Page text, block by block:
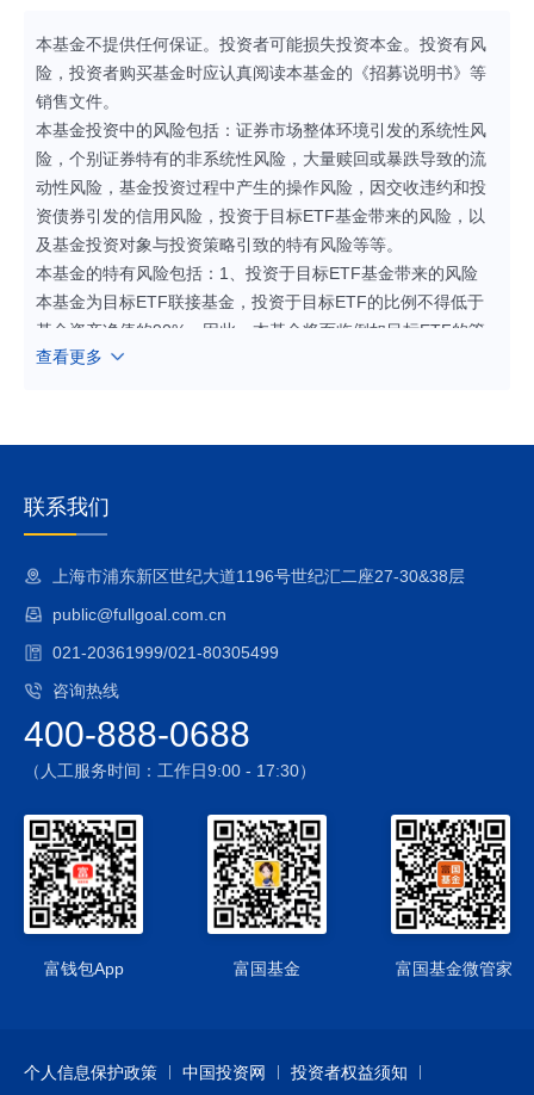
本基金不提供任何保证。投资者可能损失投资本金。投资有风
险，投资者购买基金时应认真阅读本基金的《招募说明书》等
销售文件。
本基金投资中的风险包括：证券市场整体环境引发的系统性风
险，个别证券特有的非系统性风险，大量赎回或暴跌导致的流
动性风险，基金投资过程中产生的操作风险，因交收违约和投
资债券引发的信用风险，投资于目标ETF基金带来的风险，以
及基金投资对象与投资策略引致的特有风险等等。
本基金的特有风险包括：1、投资于目标ETF基金带来的风险
本基金为目标ETF联接基金，投资于目标ETF的比例不得低于
基金资产净值的90%，因此，本基金将面临例如目标ETF的管
理风险与操作风险、目标ETF特有风险、目标ETF的技术风险
（1）标的指数的风险，包括标的指数波动的风险、标的指数回
险、标的指数编制方案带来的风险、标的指数变更的风险。
（2）跟踪误差控制未达约定目标的风险
间的日均跟踪偏离度的绝对值不超过0.35%，年跟踪误差不超
过4%。如因标的指数编制规则调整或其他因素导致跟踪偏离度
和跟踪误差超过正常范围的，基金管理人将采取合理措施避免
（3）成份股停牌的风险；
（4）指数编制机构停止服务的风险
本基金标的指数的编制机构为中证指数有限公司，标的指数由
各种原因停止对指数的管理和维护。
3、股指期货、国债期货的投资风险
虽然本基金对股指期货、国债期货的投资仅限于现金管理和套
期保值等用途，在极端情况下，期货市场波动仍可能对基金资
产造成不良影响。
4、股票期权的投资风险
5、资产支持证券的投资风险
查看更多
联系我们
上海市浦东新区世纪大道1196号世纪汇二座27-30&38层
public@fullgoal.com.cn
021-20361999/021-80305499
咨询热线
400-888-0688
（人工服务时间：工作日9:00 - 17:30）
富钱包App 富国基金 富国基金微管家
个人信息保护政策 中国投资网
投资者权益须知